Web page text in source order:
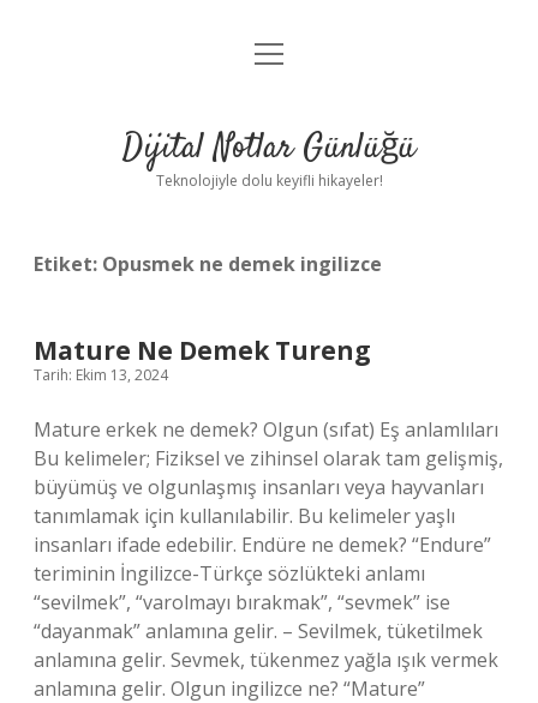
Anasayfa
Yasal Uyarı
menüyü
Dijital Notlar Günlüğü
Teknolojiyle dolu keyifli hikayeler!
Etiket: Opusmek ne demek ingilizce
Mature Ne Demek Tureng
Tarih: Ekim 13, 2024
Mature erkek ne demek? Olgun (sıfat) Eş anlamlıları
Bu kelimeler; Fiziksel ve zihinsel olarak tam gelişmiş,
büyümüş ve olgunlaşmış insanları veya hayvanları
tanımlamak için kullanılabilir. Bu kelimeler yaşlı
insanları ifade edebilir. Endüre ne demek? “Endure”
teriminin İngilizce-Türkçe sözlükteki anlamı
“sevilmek”, “varolmayı bırakmak”, “sevmek” ise
“dayanmak” anlamına gelir. – Sevilmek, tüketilmek
anlamına gelir. Sevmek, tükenmez yağla ışık vermek
anlamına gelir. Olgun ingilizce ne? “Mature”